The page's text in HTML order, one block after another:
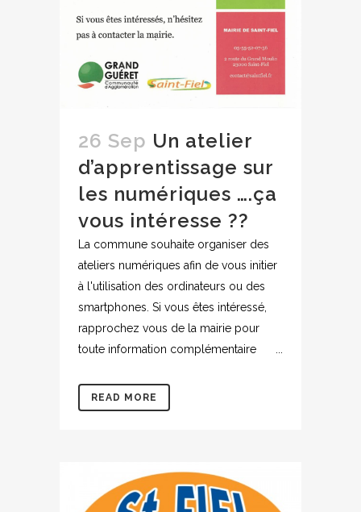
26 Sep Un atelier
d’apprentissage sur
les numériques ….ça
vous intéresse ??
La commune souhaite organiser des
ateliers numériques afin de vous initier
à l'utilisation des ordinateurs ou des
smartphones. Si vous êtes intéressé,
rapprochez vous de la mairie pour
toute information complémentaire ...
READ MORE